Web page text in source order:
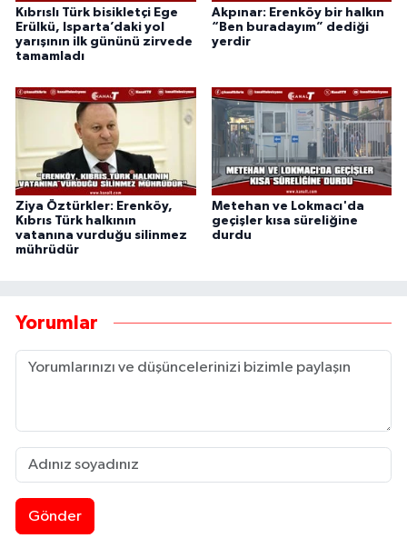
Kıbrıslı Türk bisikletçi Ege
Erülkü, Isparta’daki yol
yarışının ilk gününü zirvede
tamamladı
Akpınar: Erenköy bir halkın
“Ben buradayım” dediği
yerdir
Ziya Öztürkler: Erenköy,
Kıbrıs Türk halkının
vatanına vurduğu silinmez
mührüdür
Metehan ve Lokmacı'da
geçişler kısa süreliğine
durdu
Yorumlar
Gönder